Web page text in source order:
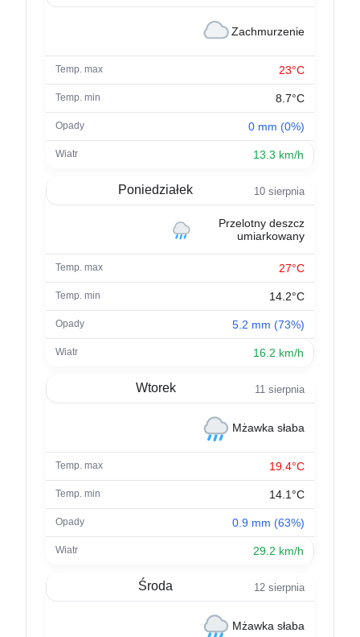
Zachmurzenie
23°C
8.7°C
0 mm (0%)
13.3 km/h
Poniedziałek 10 sierpnia
Przelotny deszcz
umiarkowany
27°C
14.2°C
5.2 mm (73%)
16.2 km/h
Wtorek 11 sierpnia
Mżawka słaba
19.4°C
14.1°C
0.9 mm (63%)
29.2 km/h
Środa 12 sierpnia
Mżawka słaba